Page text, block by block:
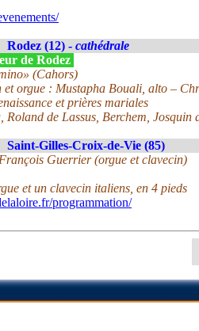
Rodez (12) - cathédrale
de Rodez
(Cahors)
orgue : Mustapha Bouali, alto –
et prières mariales
de Lassus, Berchem, Josquin
Saint-Gilles-Croix-de-Vie (85)
Guerrier (orgue et clavecin)
et un clavecin italiens, en 4 pieds
programmation/